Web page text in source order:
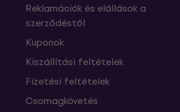
Reklamációk és elállások a
szerződéstől
Kuponok
Kiszállítási feltételek
Fizetési feltételek
Csomagkövetés